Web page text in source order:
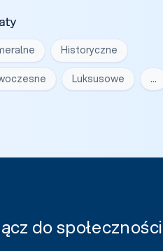
Historyczne
Luksusowe …
do